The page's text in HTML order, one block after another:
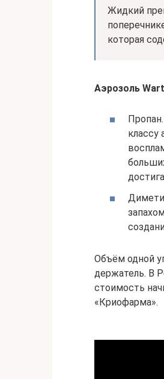
Жидкий
которая
Аэрозоль
классу
Объём одной
держатель. В
стоимость
«Криофарма».